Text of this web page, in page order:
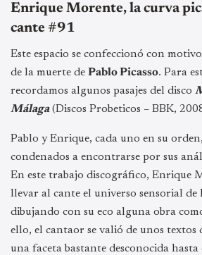
Enrique Morente, la curva
cante #91
Este espacio se confeccionó con
de la muerte de Pablo Picasso. Para
recordamos algunos pasajes del disco
Málaga(Discos Probeticos – BBK,
Pablo y Enrique, cada uno en su
condenados a encontrarse por sus
En este trabajo discográfico, Enrique
llevar al cante el universo sensorial de
dibujando con su eco alguna obra
ello, el cantaor se valió de unos
una faceta bastante desconocida hasta